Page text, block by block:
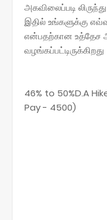
அகவிலைப்படி
இதில் உங்களுக்கு
என்பதற்கான உத்தேச
வழங்கப்பட்டிருக்கிறது
46% to 50%D.A
Pay - 4500)